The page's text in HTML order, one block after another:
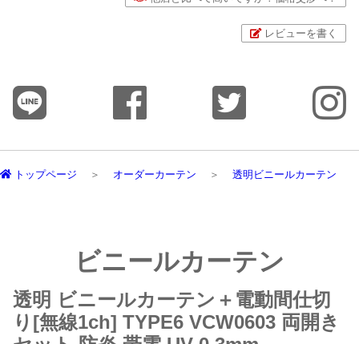
レビューを書く
トップページ オーダーカーテン 透明ビニールカーテン
ビニールカーテン
透明 ビニールカーテン＋電動間仕切
り[無線1ch] TYPE6 VCW0603 両開き